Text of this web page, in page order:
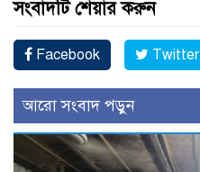
সংবাদটি শেয়ার করুন
Facebook Twitter
আরো সংবাদ পড়ুন